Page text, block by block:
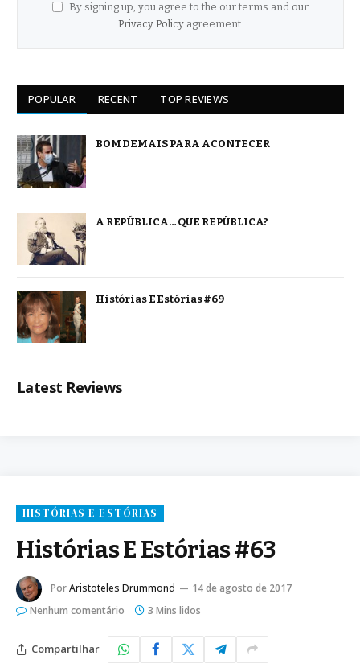
By signing up, you agree to the our terms and our
Privacy Policyagreement.
POPULAR RECENT TOP REVIEWS
BOM DEMAIS PARA ACONTECER
A REPÚBLICA… QUE REPÚBLICA?
Histórias E Estórias #69
Latest Reviews
HISTÓRIAS E ESTÓRIAS
Histórias E Estórias #63
PorAristoteles Drummond
14 de agosto de 2017
Nenhum comentário
3 Mins lidos
Compartilhar